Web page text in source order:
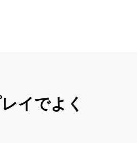
イでよく